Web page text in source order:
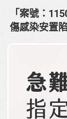
「案號：
傷感染安置